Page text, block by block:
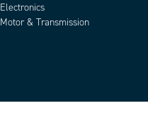
Electronics
Motor & Transmission